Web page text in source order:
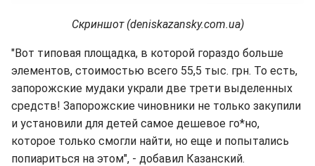
Скриншот (deniskazansky.com.ua)
"Вот типовая площадка, в которой гораздо больше
элементов, стоимостью всего 55,5 тыс. грн. То есть,
запорожские мудаки украли две трети выделенных
средств! Запорожские чиновники не только закупили
и установили для детей самое дешевое го*но,
которое только смогли найти, но еще и попытались
попиариться на этом", - добавил Казанский.